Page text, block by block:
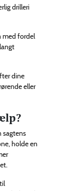
drilleri
med fordel
dine
eller
sagtens
holde en